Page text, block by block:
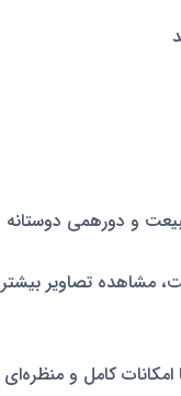
و دورهمی دوستانه
مشاهده تصاویر
کامل و منظره‌ای